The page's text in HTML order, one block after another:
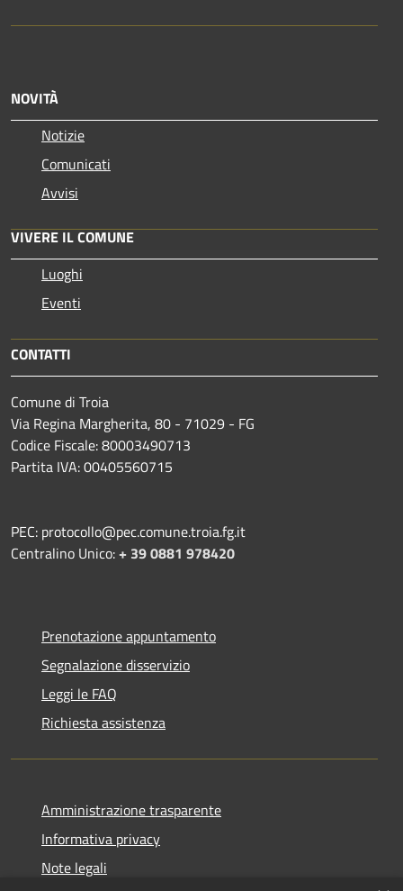
NOVITÀ
Notizie
Comunicati
Avvisi
VIVERE IL COMUNE
Luoghi
Eventi
CONTATTI
Comune di Troia
Via Regina Margherita, 80 - 71029 - FG
Codice Fiscale: 80003490713
Partita IVA: 00405560715
PEC: protocollo@pec.comune.troia.fg.it
Centralino Unico:+ 39 0881 978420
Prenotazione appuntamento
Segnalazione disservizio
Leggi le FAQ
Richiesta assistenza
Amministrazione trasparente
Informativa privacy
Note legali